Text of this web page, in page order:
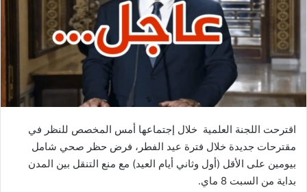
اقترحت اللجنة العلمية خلال إجتماعها أمس المخصص للنظر في
مقترحات جديدة خلال فترة عيد الفطر، فرض حظر صحي شامل
بيومين على الأقل (أول وثاني أيام العيد) مع منع التنقل بين المدن
بداية من السبت 8 ماي.